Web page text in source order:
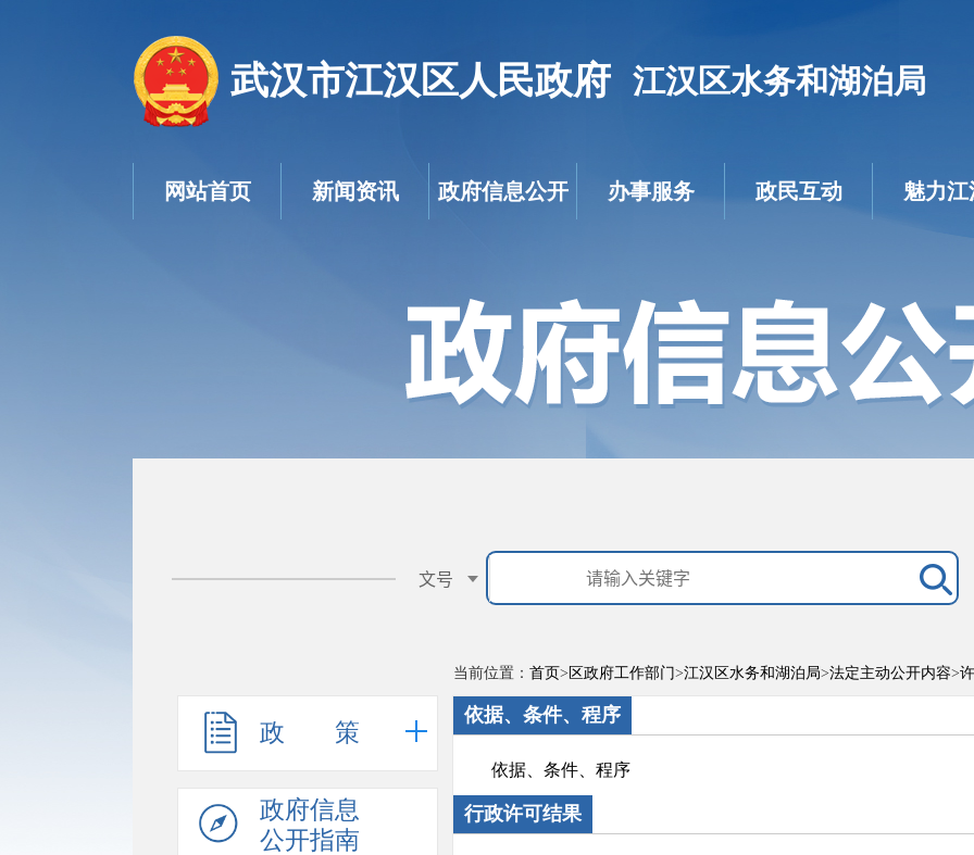
武汉市江汉区人民政府 江汉区水务和湖泊局
网站首页 新闻资讯 政府信息公开 办事服务 政民互动 魅力江
政 策
政府信息
公开指南
当前位置： 首页> 区政府工作部门>江汉区水务和湖泊局>法定主动公开内容>
依据、条件、程序
依据、条件、程序
行政许可结果